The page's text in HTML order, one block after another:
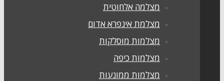
מצלמה אלחוטית
מצלמת אינפרא אדום
מצלמות מוסלקות
מצלמות כיפה
מצלמות ממונעות